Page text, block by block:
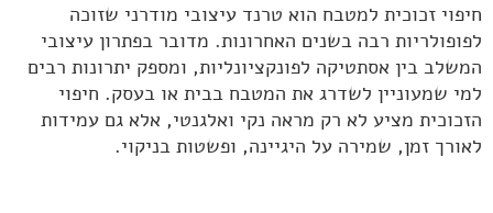
חיפוי זכוכית למטבח הוא טרנד עיצובי מודרני שזוכה
לפופולריות רבה בשנים האחרונות. מדובר בפתרון עיצובי
המשלב בין אסתטיקה לפונקציונליות, ומספק יתרונות רבים
למי שמעוניין לשדרג את המטבח בבית או בעסק. חיפוי
הזכוכית מציע לא רק מראה נקי ואלגנטי, אלא גם עמידות
לאורך זמן, שמירה על היגיינה, ופשטות בניקוי.